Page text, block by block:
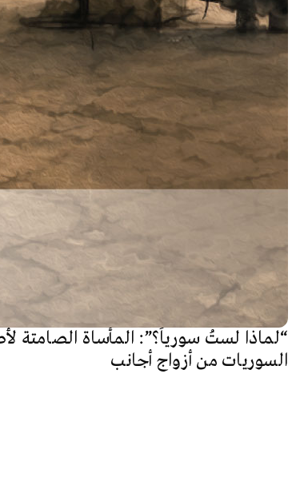
“لماذا لستُ سورياً؟”: المأساة الصامتة
السوريات من أزواج أجانب